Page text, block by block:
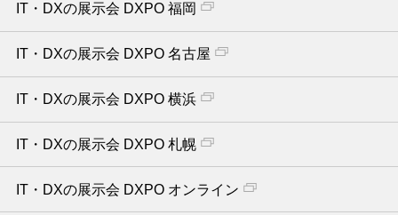
IT・DXの展示会 DXPO 福岡
IT・DXの展示会 DXPO 名古屋
IT・DXの展示会 DXPO 横浜
IT・DXの展示会 DXPO 札幌
IT・DXの展示会 DXPO オンライン